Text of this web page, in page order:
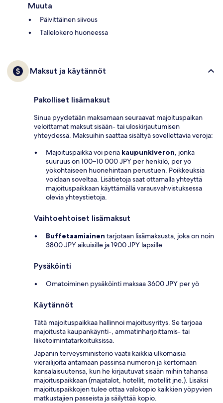
Muuta
Päivittäinen siivous
Tallelokero huoneessa
Maksut ja käytännöt
Pakolliset lisämaksut
Sinua pyydetään maksamaan seuraavat majoituspaikan
veloittamat maksut sisään- tai uloskirjautumisen
yhteydessä. Maksuihin saattaa sisältyä sovellettavia veroja:
Majoituspaikka voi periä kaupunkiveron, jonka
suuruus on 100–10 000 JPY per henkilö, per yö
yökohtaiseen huonehintaan perustuen. Poikkeuksia
voidaan soveltaa. Lisätietoja saat ottamalla yhteyttä
majoituspaikkaan käyttämällä varausvahvistuksessa
olevia yhteystietoja.
Vaihtoehtoiset lisämaksut
Buffetaamiainen tarjotaan lisämaksusta, joka on noin
3800 JPY aikuisille ja 1900 JPY lapsille
Pysäköinti
Omatoiminen pysäköinti maksaa 3600 JPY per yö
Käytännöt
Tätä majoituspaikkaa hallinnoi majoitusyritys. Se tarjoaa
majoitusta kaupankäynti-, ammatinharjoittamis- tai
liiketoimintatarkoituksissa.
Japanin terveysministeriö vaatii kaikkia ulkomaisia
vierailijoita antamaan passinsa numeron ja kertomaan
kansalaisuutensa, kun he kirjautuvat sisään mihin tahansa
majoituspaikkaan (majatalot, hotellit, motellit jne.). Lisäksi
majoituspaikkojen tulee ottaa valokopio kaikkien yöpyvien
matkustajien passeista ja säilyttää kopio.